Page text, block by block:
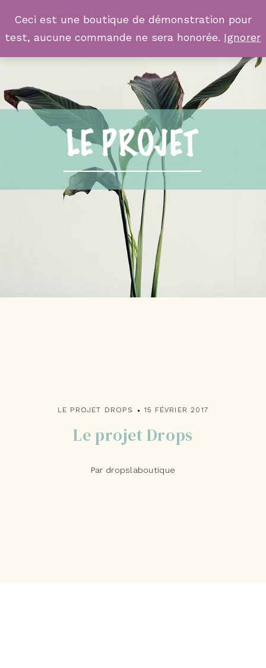
LE PROJET DROPS 15 FÉVRIER 2017
Le projet Drops
Par dropslaboutique
Ceci est une boutique de démonstration pour
test, aucune commande ne sera honorée. Ignorer